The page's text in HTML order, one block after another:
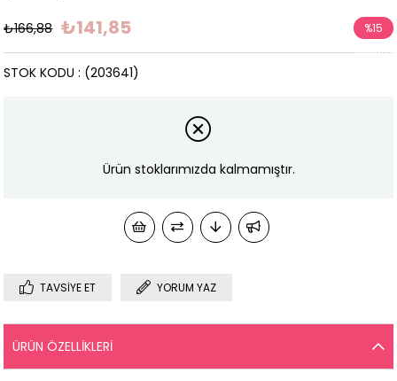
₺166,88 ₺141,85 %15
İndirim
(203641)
STOK KODU
Ürün stoklarımızda kalmamıştır.
TAVSIYE ET YORUM YAZ
ÜRÜN ÖZELLIKLERI